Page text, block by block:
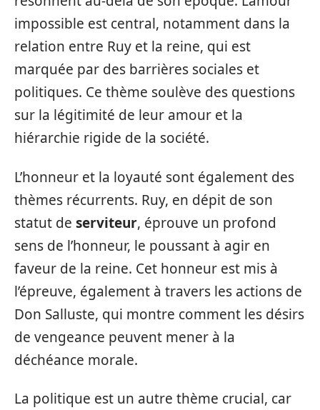
impossible est central, notamment dans la
relation entre Ruy et la reine, qui est
marquée par des barrières sociales et
politiques. Ce thème soulève des questions
sur la légitimité de leur amour et la
hiérarchie rigide de la société.
L’honneur et la loyauté sont également des
thèmes récurrents. Ruy, en dépit de son
statut de serviteur, éprouve un profond
sens de l’honneur, le poussant à agir en
faveur de la reine. Cet honneur est mis à
l’épreuve, également à travers les actions de
Don Salluste, qui montre comment les désirs
de vengeance peuvent mener à la
déchéance morale.
La politique est un autre thème crucial, car